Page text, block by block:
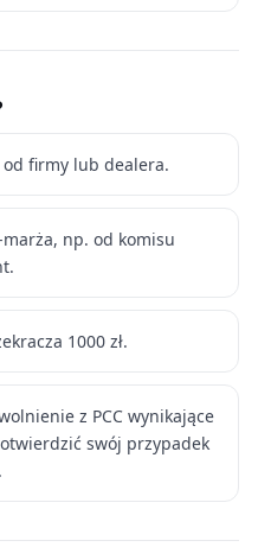
od firmy lub dealera.
np. od komisu
1000 zł.
z PCC wynikające
swój przypadek